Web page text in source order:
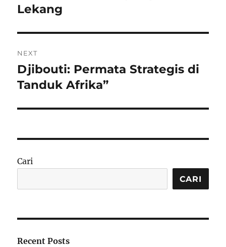
Lekang
NEXT
Next
post:
Djibouti: Permata Strategis di
Tanduk Afrika”
Cari
CARI
Recent Posts